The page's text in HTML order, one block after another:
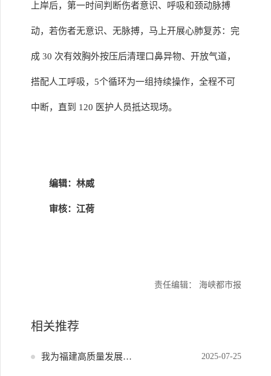
上岸后，第一时间判断伤者意识、呼吸和颈动脉搏
动，若伤者无意识、无脉搏，马上开展心肺复苏：完
成 30 次有效胸外按压后清理口鼻异物、开放气道，
搭配人工呼吸，5个循环为一组持续操作，全程不可
中断，直到 120 医护人员抵达现场。
编辑：林威
审核：江荷
责任编辑： 海峡都市报
相关推荐
我为福建高质量发展献策 2025-07-25